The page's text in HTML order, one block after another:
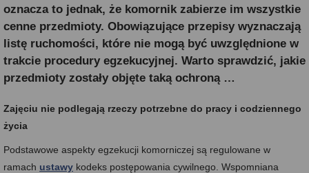
oznacza to jednak, że komornik zabierze im wszystkie
cenne przedmioty. Obowiązujące przepisy wyznaczają
listę ruchomości, które nie mogą być uwzględnione w
trakcie procedury egzekucyjnej. Warto sprawdzić, jakie
przedmioty zostały objęte taką ochroną …
Zajęciu nie podlegają rzeczy potrzebne do pracy i codziennego
życia
Podstawowe aspekty egzekucji komorniczej są regulowane w
ramach ustawy kodeks postępowania cywilnego. Wspomniana